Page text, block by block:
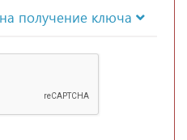
получение ключа